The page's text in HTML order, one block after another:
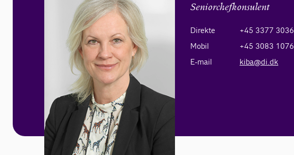
Seniorchefkonsulent
Direkte
+45 3377 3036
Mobil
+45 3083 1076
E-mail
kiba@di.dk